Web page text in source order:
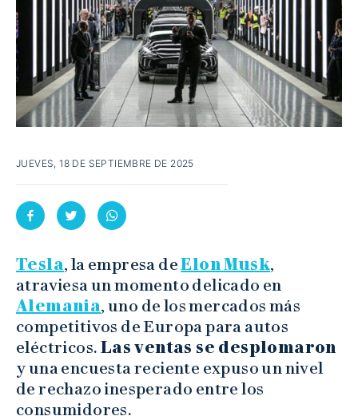
JUEVES, 18 DE SEPTIEMBRE DE 2025
Tesla, la empresa deElon Musk,
atraviesa un momento delicado en
Alemania, uno de los mercados más
competitivos de Europa para autos
eléctricos. Las ventas se desplomaron
y una encuesta reciente expuso un nivel
de rechazo inesperado entre los
consumidores.